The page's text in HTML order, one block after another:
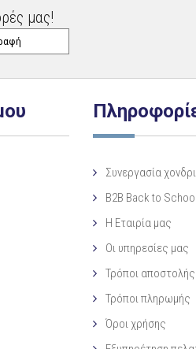
μας!
Συνεργασία
B2B Back to School
Η Eταιρία μας
Οι υπηρεσίες μας
Τρόποι αποστολής
Τρόποι πληρωμής
Όροι χρήσης